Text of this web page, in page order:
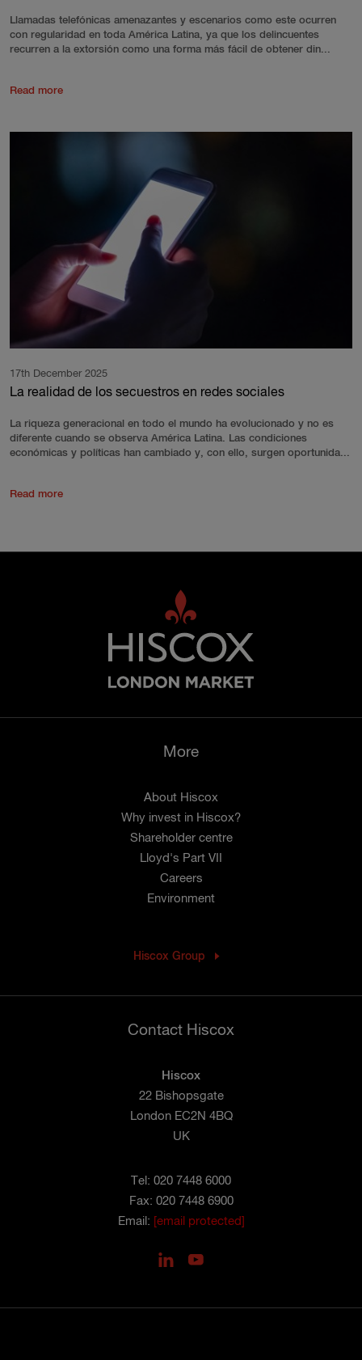
Llamadas telefónicas amenazantes y escenarios como este ocurren
con regularidad en toda América Latina, ya que los delincuentes
recurren a la extorsión como una forma más fácil de obtener din...
Read more
17th December 2025
La realidad de los secuestros en redes sociales
La riqueza generacional en todo el mundo ha evolucionado y no es
diferente cuando se observa América Latina. Las condiciones
económicas y políticas han cambiado y, con ello, surgen oportunida...
Read more
More
About Hiscox
Why invest in Hiscox?
Shareholder centre
Lloyd's Part VII
Careers
Environment
Hiscox Group
Contact Hiscox
Hiscox
22 Bishopsgate
London EC2N 4BQ
UK
Tel: 020 7448 6000
Fax: 020 7448 6900
Email: [email protected]